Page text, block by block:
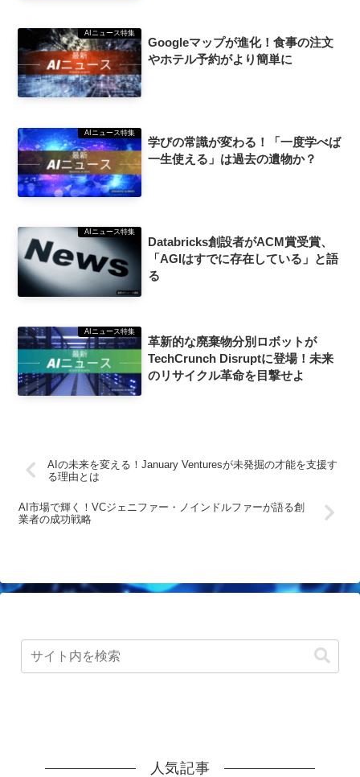
AIニュース特集
Googleマップが進化！食事の注文
やホテル予約がより簡単に
AIニュース特集
学びの常識が変わる！「一度学べば
一生使える」は過去の遺物か？
AIニュース特集
Databricks創設者がACM賞受賞、
「AGIはすでに存在している」と語
る
AIニュース特集
革新的な廃棄物分別ロボットが
TechCrunch Disruptに登場！未来
のリサイクル革命を目撃せよ
AIの未来を変える！January Venturesが未発掘の才能を支援す
る理由とは
AI市場で輝く！VCジェニファー・ノインドルファーが語る創
業者の成功戦略
人気記事